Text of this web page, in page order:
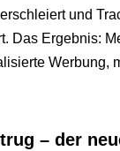
und
Das Ergebnis:
Werbung,
– der